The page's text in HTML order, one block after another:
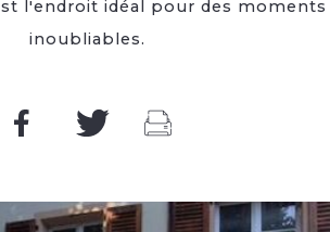
l'endroit idéal pour des moments
inoubliables.